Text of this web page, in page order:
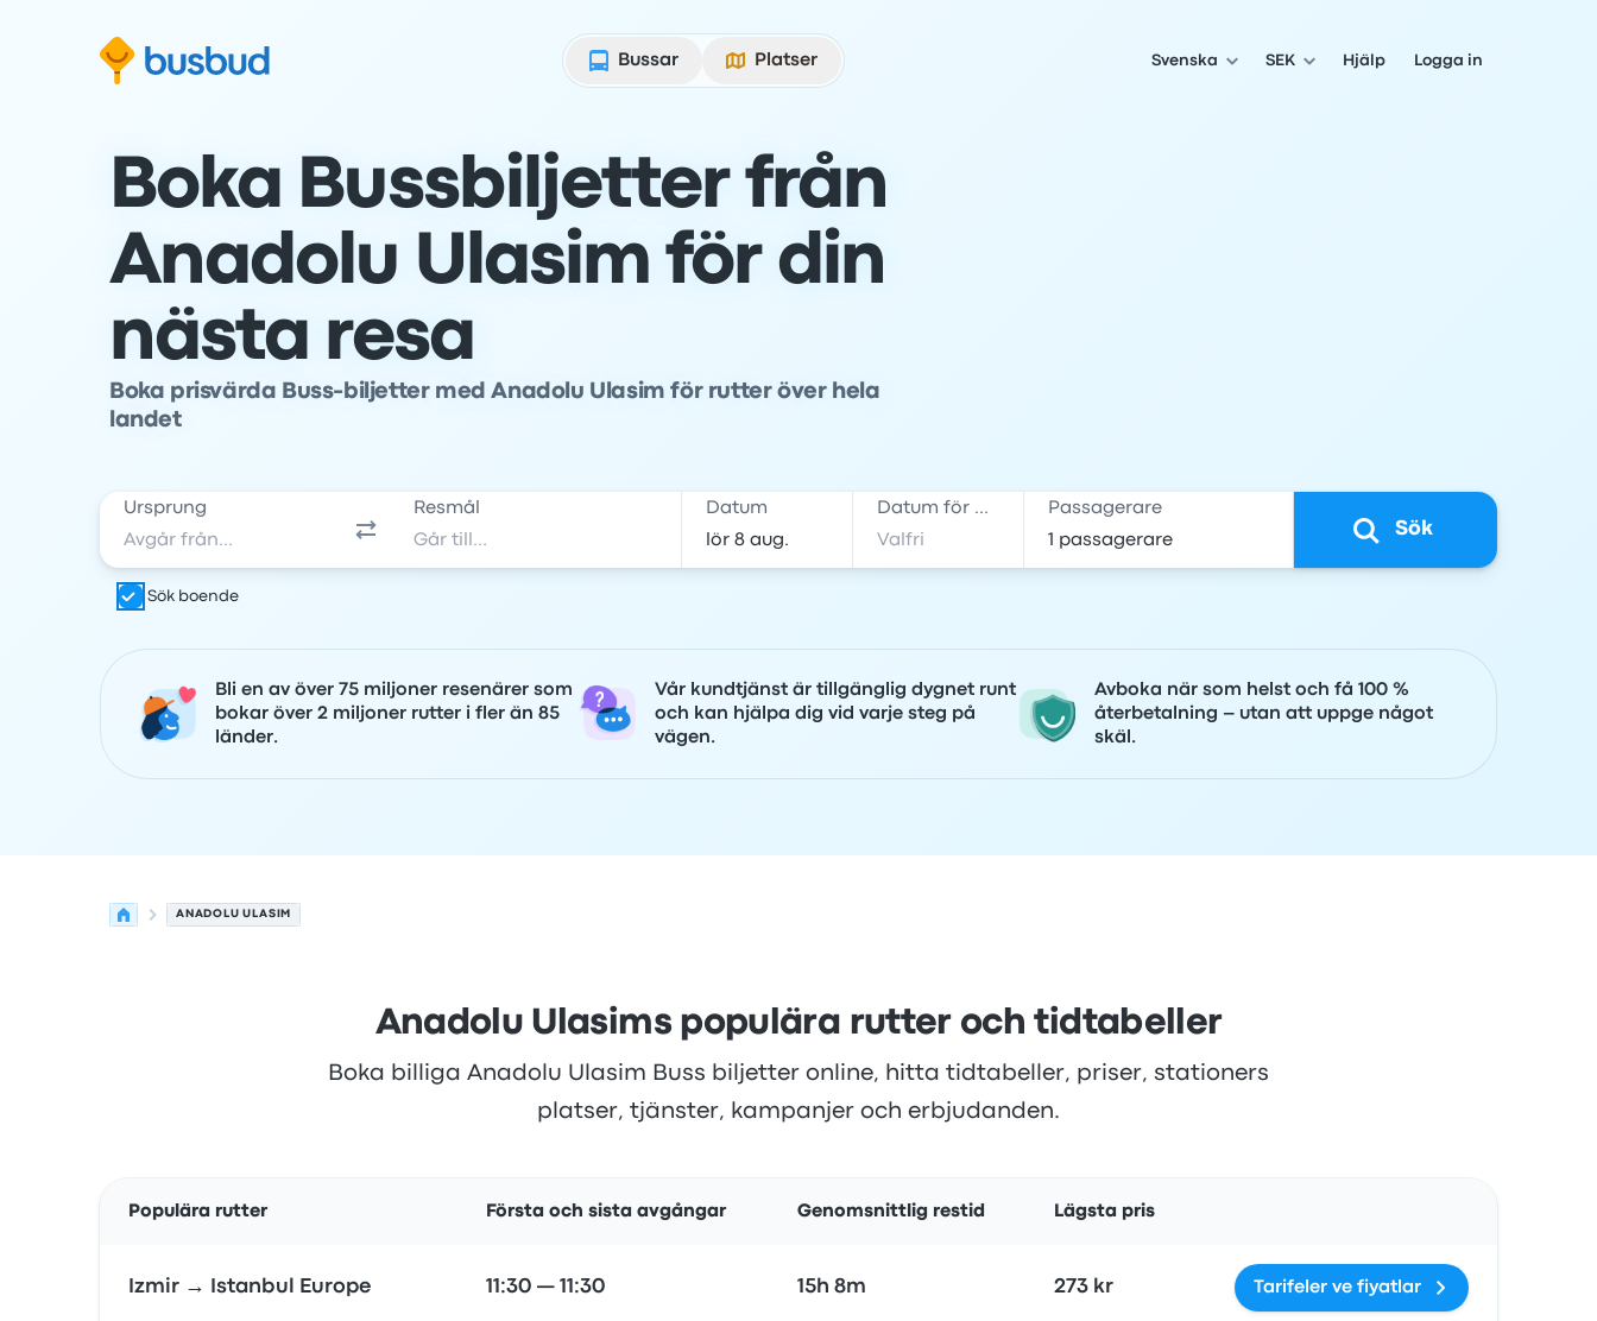
Bussar
Platser Svenska SEK Hjälp Logga in
Boka Bussbiljetter från
Anadolu Ulasim för din
nästa resa
Boka prisvärda Buss-biljetter med Anadolu Ulasim för rutter över hela
landet
Ursprung Resmål Datum Datum för hemresa Passagerare
Sök
Sök boende
Bli en av över 75 miljoner resenärer som
bokar över 2 miljoner rutter i fler än 85
länder.
Vår kundtjänst är tillgänglig dygnet runt
och kan hjälpa dig vid varje steg på
vägen.
Avboka när som helst och få 100 %
återbetalning – utan att uppge något
skäl.
ANADOLU ULASIM
Anadolu Ulasims populära rutter och tidtabeller
Boka billiga Anadolu Ulasim Buss biljetter online, hitta tidtabeller, priser, stationers
platser, tjänster, kampanjer och erbjudanden.
Populära rutter Första och sista avgångar Genomsnittlig restid Lägsta pris
Izmir → Istanbul Europe 11:30 — 11:30 15h 8m 273 kr Tarifeler ve fiyatlar